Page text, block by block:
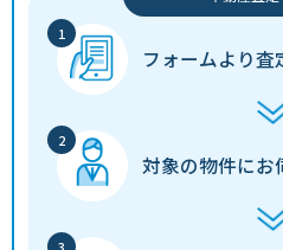
フォームより査
対象の物件にお